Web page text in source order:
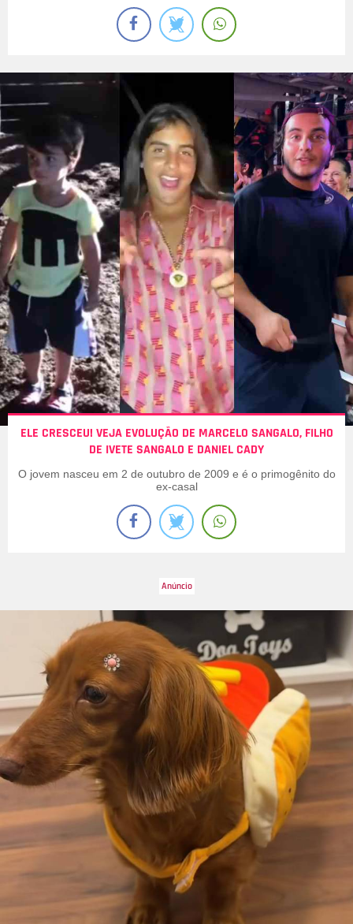
ELE CRESCEU! VEJA EVOLUÇÃO DE MARCELO SANGALO, FILHO
DE IVETE SANGALO E DANIEL CADY
O jovem nasceu em 2 de outubro de 2009 e é o primogênito do
ex-casal